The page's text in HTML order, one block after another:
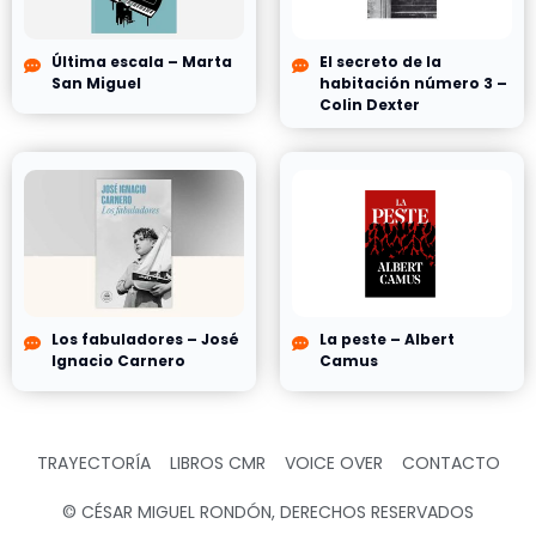
Última escala – Marta
San Miguel
El secreto de la
habitación número 3 –
Colin Dexter
Los fabuladores – José
Ignacio Carnero
La peste – Albert
Camus
TRAYECTORÍA LIBROS CMR VOICE OVER CONTACTO
© CÉSAR MIGUEL RONDÓN, DERECHOS RESERVADOS